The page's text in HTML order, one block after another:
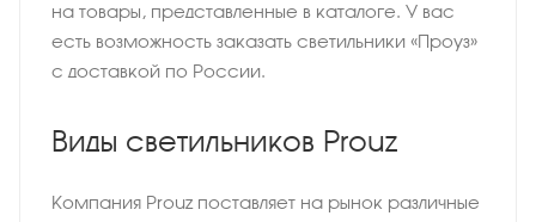
на товары, представленные в каталоге. У вас
есть возможность заказать светильники «Проуз»
с доставкой по России.
Виды светильников Prouz
Компания Prouz поставляет на рынок различные